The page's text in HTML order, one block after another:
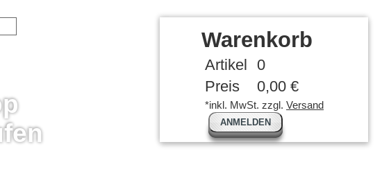
Warenkorb
Artikel 0
Preis
0,00 €
*inkl. MwSt. zzgl. Versand
ANMELDEN